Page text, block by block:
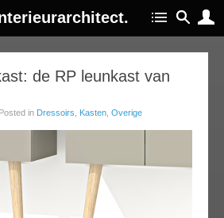
de RP leunkast van
Posted in Dressoirs Kasten Overige